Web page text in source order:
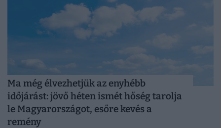
Ma még élvezhetjük az enyhébb
időjárást: jövő héten ismét hőség tarolja
le Magyarországot, esőre kevés a
remény